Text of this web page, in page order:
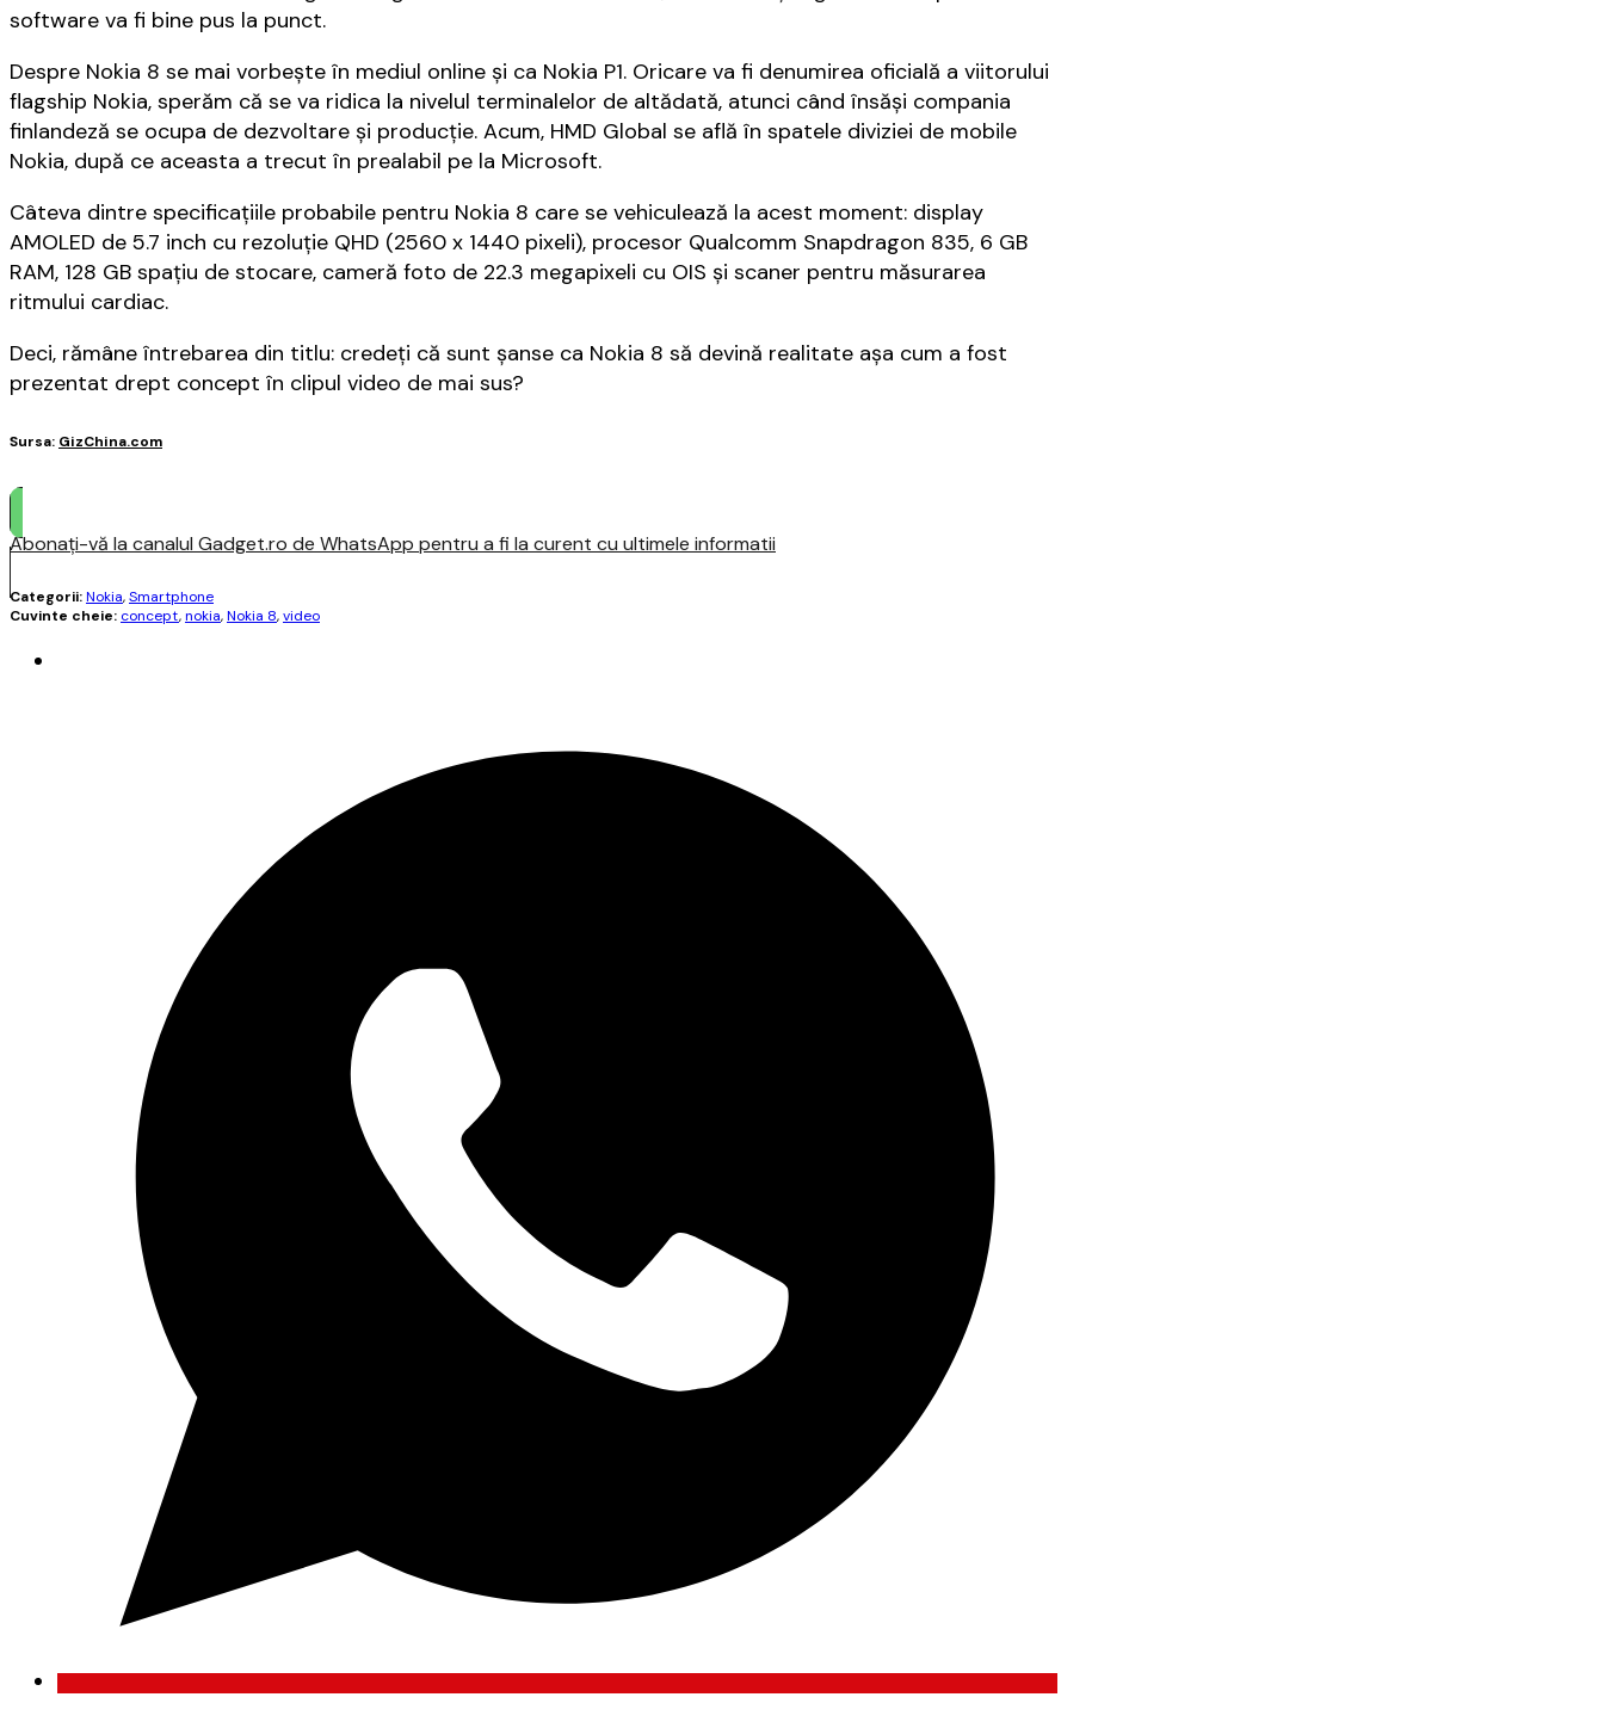
software va fi bine pus la punct.
Despre Nokia 8 se mai vorbește în mediul online și ca Nokia P1. Oricare va fi denumirea oficială a viitorului
flagship Nokia, sperăm că se va ridica la nivelul terminalelor de altădată, atunci când însăși compania
finlandeză se ocupa de dezvoltare și producție. Acum, HMD Global se află în spatele diviziei de mobile
Nokia, după ce aceasta a trecut în prealabil pe la Microsoft.
Câteva dintre specificațiile probabile pentru Nokia 8 care se vehiculează la acest moment: display
AMOLED de 5.7 inch cu rezoluție QHD (2560 x 1440 pixeli), procesor Qualcomm Snapdragon 835, 6 GB
RAM, 128 GB spaţiu de stocare, cameră foto de 22.3 megapixeli cu OIS și scaner pentru măsurarea
ritmului cardiac.
Deci, rămâne întrebarea din titlu: credeți că sunt șanse ca Nokia 8 să devină realitate așa cum a fost
prezentat drept concept în clipul video de mai sus?
Sursa: GizChina.com
Abonați-vă la canalul Gadget.ro de WhatsApp pentru a fi la curent cu ultimele informatii
Categorii:Nokia,Smartphone
Cuvinte cheie: concept,nokia,Nokia 8,video